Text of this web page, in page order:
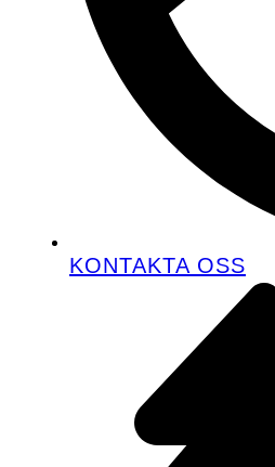
KONTAKTA OSS